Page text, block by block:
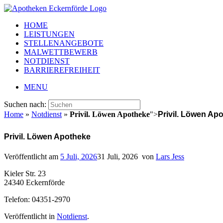
HOME
LEISTUNGEN
STELLENANGEBOTE
MALWETTBEWERB
NOTDIENST
BARRIEREFREIHEIT
MENU
Suchen nach:
Home » Notdienst » Privil. Löwen Apotheke">Privil. Löwen
Privil. Löwen Apotheke
Veröffentlicht am 5 Juli, 202631 Juli, 2026 von Lars Jess
Kieler Str. 23
24340 Eckernförde
Telefon: 04351-2970
Veröffentlicht in Notdienst.